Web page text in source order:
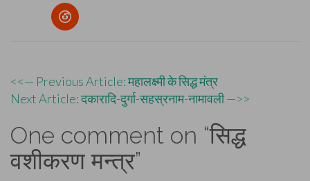
Post
navigation
<<— Previous Article: महालक्ष्मी के सिद्ध मंत्र
Next Article: दकारादि-दुर्गा-सहस्रनाम-नामावली —>>
One comment on “सिद्ध
वशीकरण मन्त्र”